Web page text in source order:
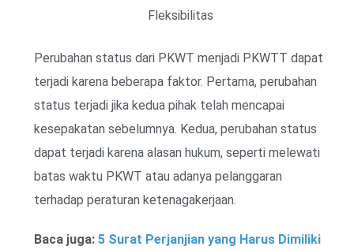
Fleksibilitas
Perubahan status dari PKWT menjadi PKWTT dapat
terjadi karena beberapa faktor. Pertama, perubahan
status terjadi jika kedua pihak telah mencapai
kesepakatan sebelumnya. Kedua, perubahan status
dapat terjadi karena alasan hukum, seperti melewati
batas waktu PKWT atau adanya pelanggaran
terhadap peraturan ketenagakerjaan.
Baca juga: 5 Surat Perjanjian yang Harus Dimiliki